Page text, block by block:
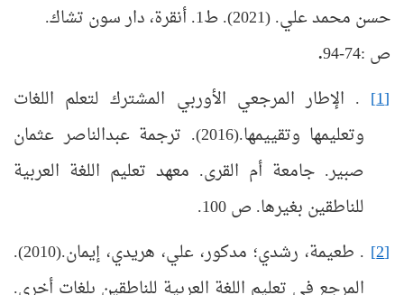
حسن محمد علي. (2021). ط1. أنقرة، دار سون تشاك.
ص :
74-94
.
[1]
. الإطار المرجعي الأوربي المشترك لتعلم اللغات
وتعليمها وتقييمها.(2016). ترجمة عبدالناصر عثمان
صبير. جامعة أم القرى. معهد تعليم اللغة العربية
للناطقين بغيرها. ص 100.
[2]
. طعيمة، رشدي؛ مدكور، علي، هريدي، إيمان.(2010).